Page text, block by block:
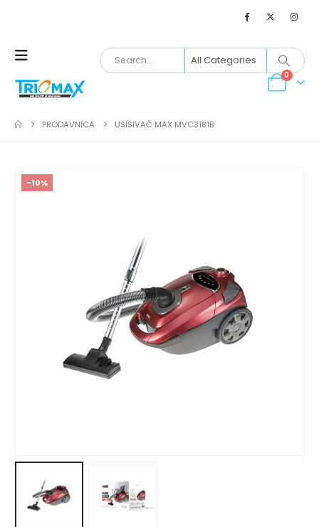
0
PRODAVNICA USISIVAČ MAX MVC3181B
-10%